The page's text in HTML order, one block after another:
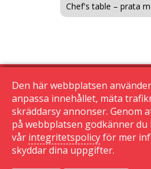
Chef's table – prata
© 2015
113 24
Kontakta oss | Den här sidan
Den här webbplatsen
anpassa innehållet, mäta
skräddarsy annonser. Genom
på webbplatsen godkänner du
vår integritetspolicyför mer
skyddar dina uppgifter.